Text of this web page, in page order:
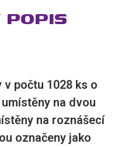
POPIS
počtu 1028 ks o
na dvou
na roznášecí
označeny jako